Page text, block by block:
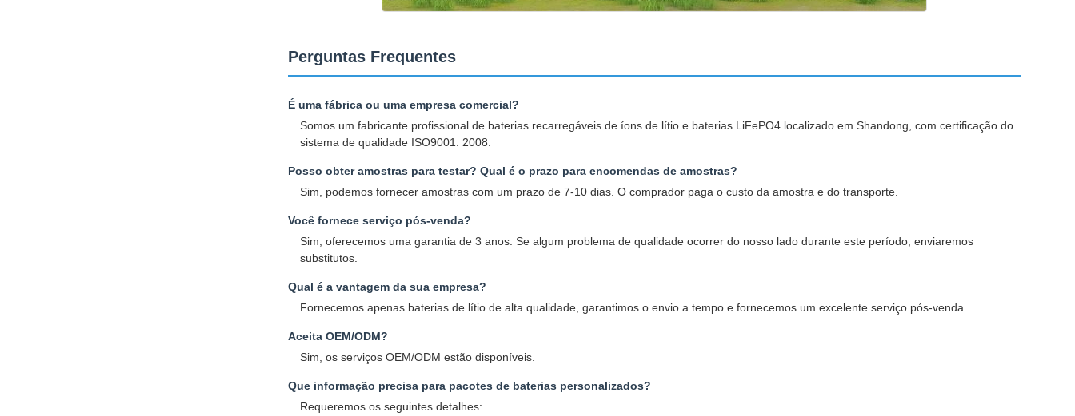
Perguntas Frequentes
É uma fábrica ou uma empresa comercial?
Somos um fabricante profissional de baterias recarregáveis de íons de lítio e baterias LiFePO4 localizado em Shandong, com certificação do
sistema de qualidade ISO9001: 2008.
Posso obter amostras para testar? Qual é o prazo para encomendas de amostras?
Sim, podemos fornecer amostras com um prazo de 7-10 dias. O comprador paga o custo da amostra e do transporte.
Você fornece serviço pós-venda?
Sim, oferecemos uma garantia de 3 anos. Se algum problema de qualidade ocorrer do nosso lado durante este período, enviaremos
substitutos.
Qual é a vantagem da sua empresa?
Fornecemos apenas baterias de lítio de alta qualidade, garantimos o envio a tempo e fornecemos um excelente serviço pós-venda.
Aceita OEM/ODM?
Sim, os serviços OEM/ODM estão disponíveis.
Que informação precisa para pacotes de baterias personalizados?
Requeremos os seguintes detalhes: